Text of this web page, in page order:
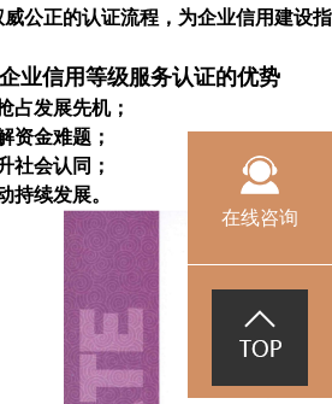
公正的认证流程，为企业信用建设
企业信用等级服务认证的优势
占发展先机；
资金难题；
社会认同；
持续发展。
在线咨询